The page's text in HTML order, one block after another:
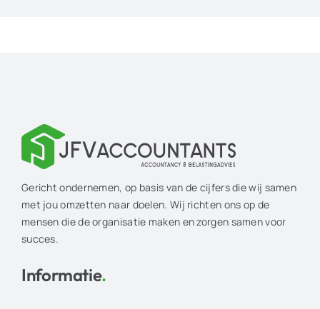
Gericht ondernemen, op basis van de cijfers die wij samen
met jou omzetten naar doelen. Wij richten ons op de
mensen die de organisatie maken en zorgen samen voor
succes.
Informatie.